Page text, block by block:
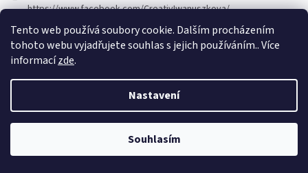
Tento web používá soubory cookie. Dalším procházením
tohoto webu vyjadřujete souhlas s jejich používáním.. Více
informacízde.
Nastavení
Souhlasím
https://www.facebook.com/CreativIwanuszkova/
Novinky
Nové druhy kovových přívěsků
30.8.2018